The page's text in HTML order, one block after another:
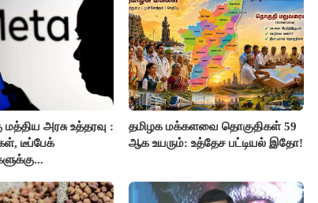
மத்திய அரசு உத்தரவு :
டீப்பேக்
தமிழக மக்களவை தொகுதிகள் 59
ஆக உயரும்: உத்தேச பட்டியல் இதோ!